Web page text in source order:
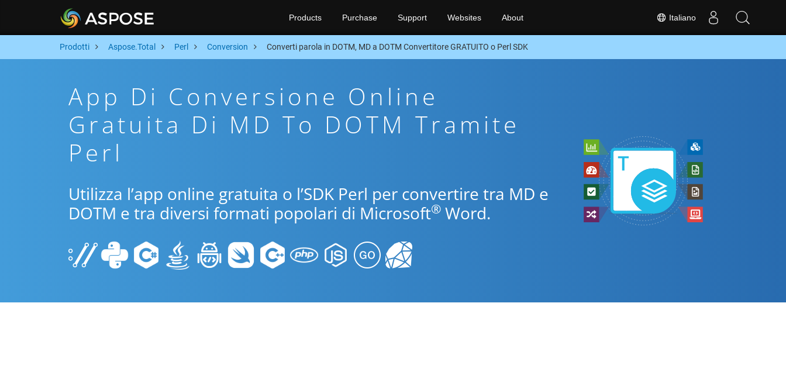
Italiano
Products Purchase Support Websites About
Prodotti Aspose.Total Perl Conversion Converti parola in DOTM, MD a DOTM Convertitore GRATUITO o Perl SDK
App Di Conversione Online
Gratuita Di MD To DOTM Tramite
Perl
Utilizza l’app online gratuita o l’SDK Perl per convertire tra MD e
DOTM e tra diversi formati popolari di Microsoft® Word.